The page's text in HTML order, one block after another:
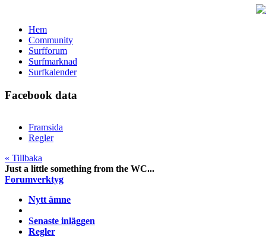
Hem
Community
Surfforum
Surfmarknad
Surfkalender
Facebook data
Framsida
Regler
« Tillbaka
Just a little something from the WC...
Forumverktyg
Nytt ämne
Senaste inläggen
Regler